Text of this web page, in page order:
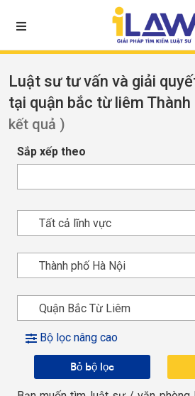
Luật sư tư vấn và giải
tại quận bắc từ liêm Thành
kết quả )
Sắp xếp theo
Tất cả lĩnh vực
Thành phố Hà Nội
Quận Bắc Từ Liêm
Bộ lọc nâng cao
Bỏ bộ lọc